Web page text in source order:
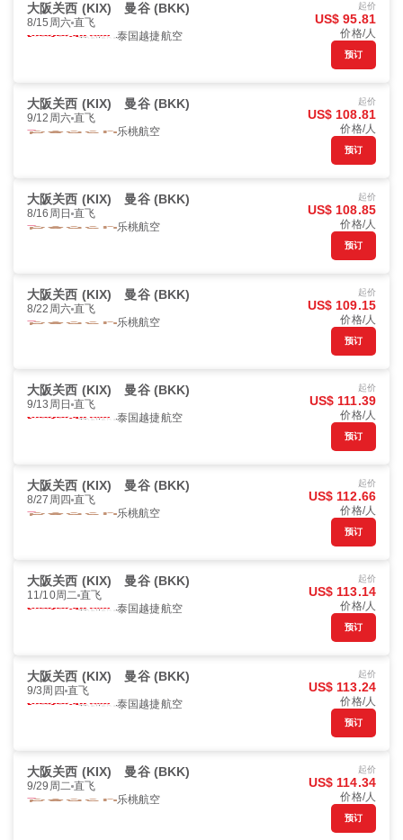
大阪关西 (KIX) 曼谷 (BKK)
8/15周六 直飞
泰国越捷航空
起价
US$ 95.81
价格/人
预订
大阪关西 (KIX) 曼谷 (BKK)
9/12周六 直飞
乐桃航空
起价
US$ 108.81
价格/人
预订
大阪关西 (KIX) 曼谷 (BKK)
8/16周日 直飞
乐桃航空
起价
US$ 108.85
价格/人
预订
大阪关西 (KIX) 曼谷 (BKK)
8/22周六 直飞
乐桃航空
起价
US$ 109.15
价格/人
预订
大阪关西 (KIX) 曼谷 (BKK)
9/13周日 直飞
泰国越捷航空
起价
US$ 111.39
价格/人
预订
大阪关西 (KIX) 曼谷 (BKK)
8/27周四 直飞
乐桃航空
起价
US$ 112.66
价格/人
预订
大阪关西 (KIX) 曼谷 (BKK)
11/10周二 直飞
泰国越捷航空
起价
US$ 113.14
价格/人
预订
大阪关西 (KIX) 曼谷 (BKK)
9/3周四 直飞
泰国越捷航空
起价
US$ 113.24
价格/人
预订
大阪关西 (KIX) 曼谷 (BKK)
9/29周二 直飞
乐桃航空
起价
US$ 114.34
价格/人
预订